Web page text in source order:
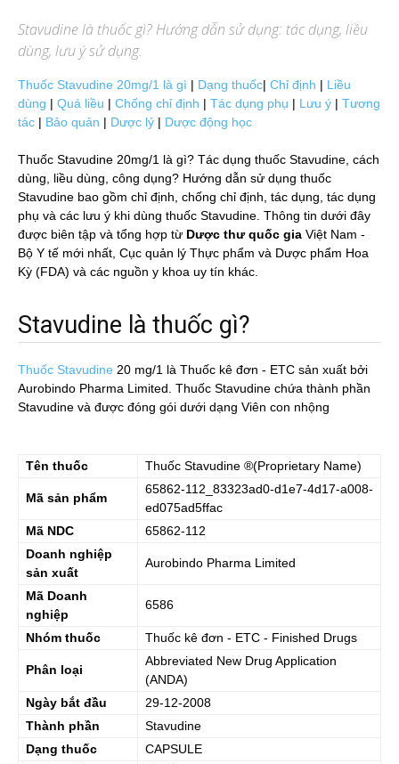
Stavudinelà thuốc gì? Hướng dẫn sử dụng: tác dụng, liều
dùng, lưu ý sử dụng.
Thuốc Stavudine 20mg/1 là gì | Dạng thuốc| Chỉ định | Liều
dùng | Quá liều | Chống chỉ định | Tác dụng phụ | Lưu ý | Tương
tác | Bảo quản | Dược lý | Dược động học
Thuốc Stavudine 20mg/1 là gì? Tác dụng thuốc Stavudine, cách
dùng, liều dùng, công dụng? Hướng dẫn sử dụng thuốc
Stavudine bao gồm chỉ định, chống chỉ định, tác dụng, tác dụng
phụ và các lưu ý khi dùng thuốc Stavudine. Thông tin dưới đây
được biên tập và tổng hợp từ Dược thư quốc gia Việt Nam -
Bộ Y tế mới nhất, Cục quản lý Thực phẩm và Dược phẩm Hoa
Kỳ (FDA) và các nguồn y khoa uy tín khác.
Stavudine là thuốc gì?
Thuốc Stavudine 20 mg/1 là Thuốc kê đơn - ETC sản xuất bởi
Aurobindo Pharma Limited. Thuốc Stavudine chứa thành phần
Stavudine và được đóng gói dưới dạng Viên con nhộng
Tên thuốc Thuốc Stavudine ®(Proprietary Name)
Mã sản phẩm
65862-112_83323ad0-d1e7-4d17-a008-
ed075ad5ffac
Mã NDC
65862-112
Doanh nghiệp
sản xuất
Aurobindo Pharma Limited
Mã Doanh
nghiệp
6586
Nhóm thuốc Thuốc kê đơn - ETC - Finished Drugs
Phân loại
Abbreviated New Drug Application
(ANDA)
Ngày bắt đầu
29-12-2008
Thành phần
Stavudine
Dạng thuốc
CAPSULE